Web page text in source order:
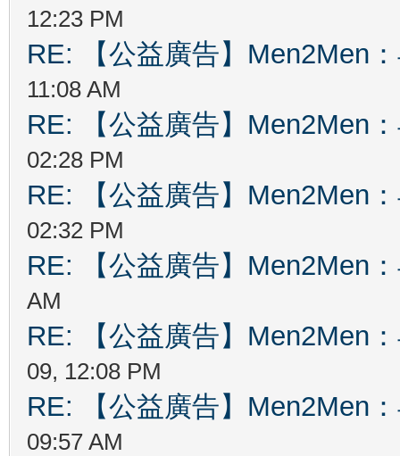
12:23 PM
RE: 【公益廣告】Men2Men
11:08 AM
RE: 【公益廣告】Men2Men
02:28 PM
RE: 【公益廣告】Men2Men
02:32 PM
RE: 【公益廣告】Men2Men
AM
RE: 【公益廣告】Men2Men
09, 12:08 PM
RE: 【公益廣告】Men2Men
09:57 AM